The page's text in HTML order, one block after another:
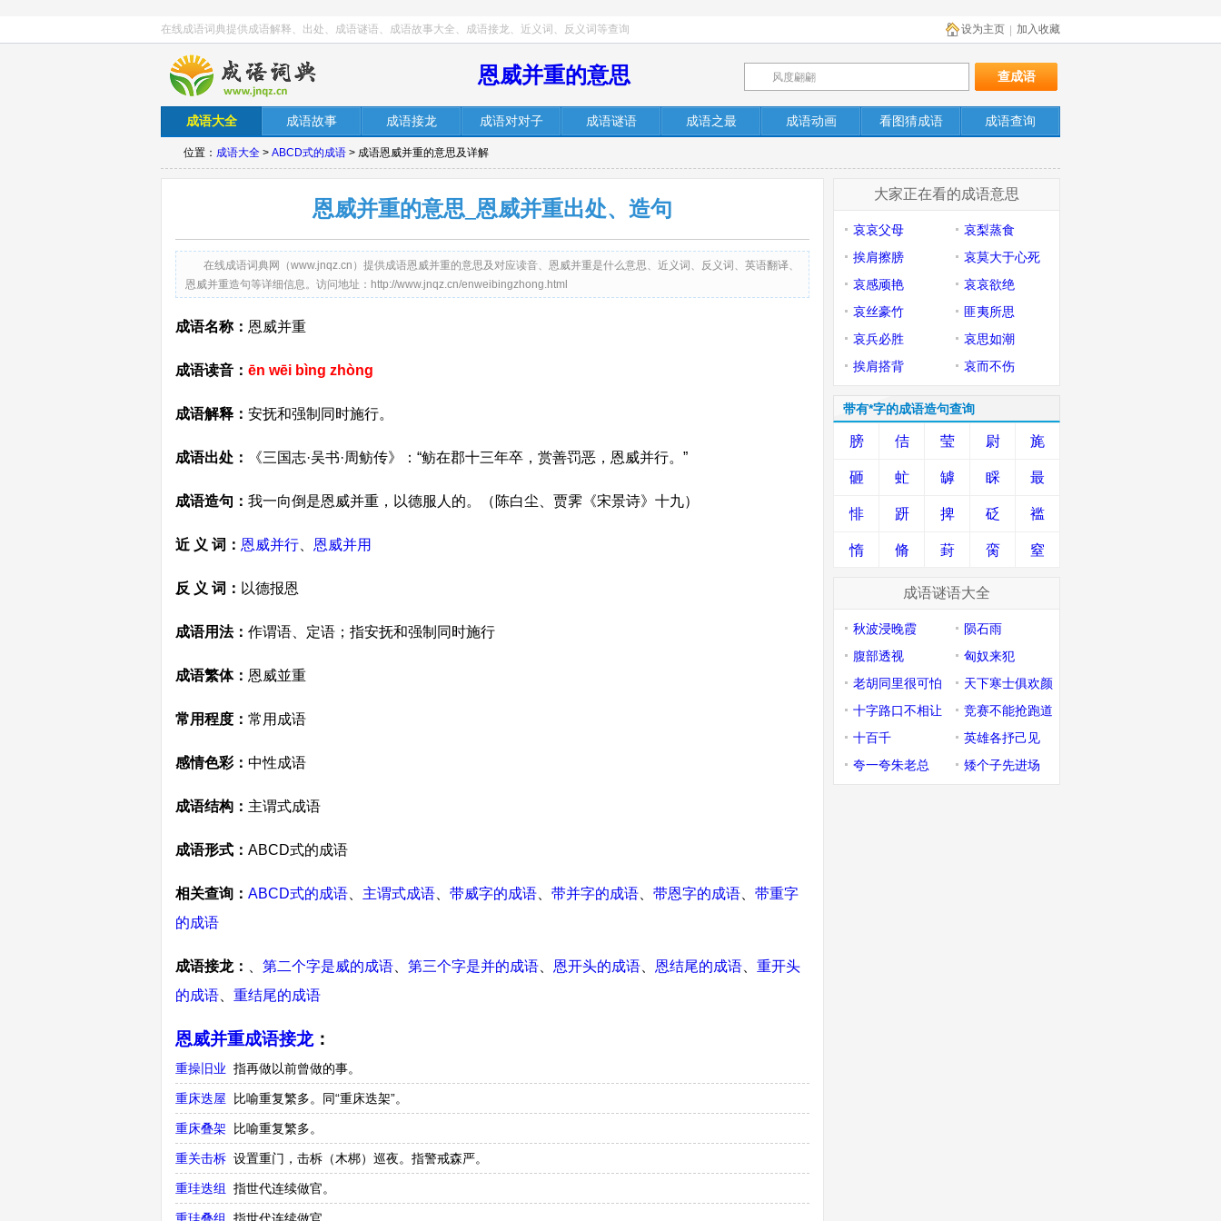
在线成语词典提供成语解释、出处、成语谜语、成语故事大全、成语接龙、近义词、反义词等查询 加入收藏
设为主页
恩威并重的意思
成语大全 成语故事 成语接龙 成语对对子 成语谜语 成语之最 成语动画 看图猜成语 成语查询
位置： 成语大全 > ABCD式的成语 > 成语恩威并重的意思及详解
恩威并重的意思_恩威并重出处、造句
在线成语词典网（www.jnqz.cn）提供成语恩威并重的意思及对应读音、恩威并重是什么意思、近义词、反义词、英语翻译、
恩威并重造句等详细信息。访问地址：http://www.jnqz.cn/enweibingzhong.html
成语名称： 恩威并重
成语读音： ēn wēi bìng zhòng
成语解释： 安抚和强制同时施行。
成语出处： 《三国志·吴书·周鲂传》：“鲂在郡十三年卒，赏善罚恶，恩威并行。”
成语造句： 我一向倒是恩威并重，以德服人的。（陈白尘、贾霁《宋景诗》十九）
近 义 词： 恩威并行 恩威并用
反 义 词： 以德报恩
成语用法： 作谓语、定语；指安抚和强制同时施行
成语繁体： 恩威並重
常用程度： 常用成语
感情色彩： 中性成语
成语结构： 主谓式成语
成语形式： ABCD式的成语
相关查询： ABCD式的成语 主谓式成语 带威字的成语 带并字的成语 带恩字的成语
带重字
的成语
成语接龙： 第二个字是威的成语 第三个字是并的成语 恩开头的成语 恩结尾的成语
重开头
的成语
重结尾的成语
恩威并重成语接龙：
重操旧业 指再做以前曾做的事。
重床迭屋 比喻重复繁多。同“重床迭架”。
重床叠架 比喻重复繁多。
重关击柝 设置重门，击柝（木梆）巡夜。指警戒森严。
重珪迭组 指世代连续做官。
大家正在看的成语意思
哀哀父母
哀梨蒸食
挨肩擦膀
哀莫大于心死
哀感顽艳
哀哀欲绝
哀丝豪竹
匪夷所思
哀兵必胜
哀思如潮
挨肩搭背
哀而不伤
带有*字的成语造句查询
膀 佶 莹 尉 旄
砸 虻 罅 睬 最
悱 趼 捭 砭 褴
惰 脩 葑 脔 窒
成语谜语大全
秋波浸晚霞
陨石雨
腹部透视
匈奴来犯
老胡同里很可怕
天下寒士俱欢颜
十字路口不相让
竞赛不能抢跑道
十百千
英雄各抒己见
夸一夸朱老总
矮个子先进场